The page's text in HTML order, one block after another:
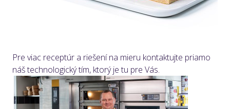
Pre viac receptúr a riešení na mieru kontaktujte priamo
náš technologický tím, ktorý je tu pre Vás.